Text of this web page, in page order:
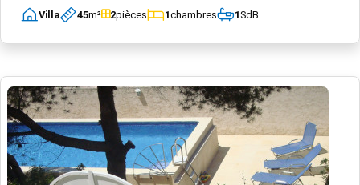
Villa 45m² 2pièces 1chambres 1SdB